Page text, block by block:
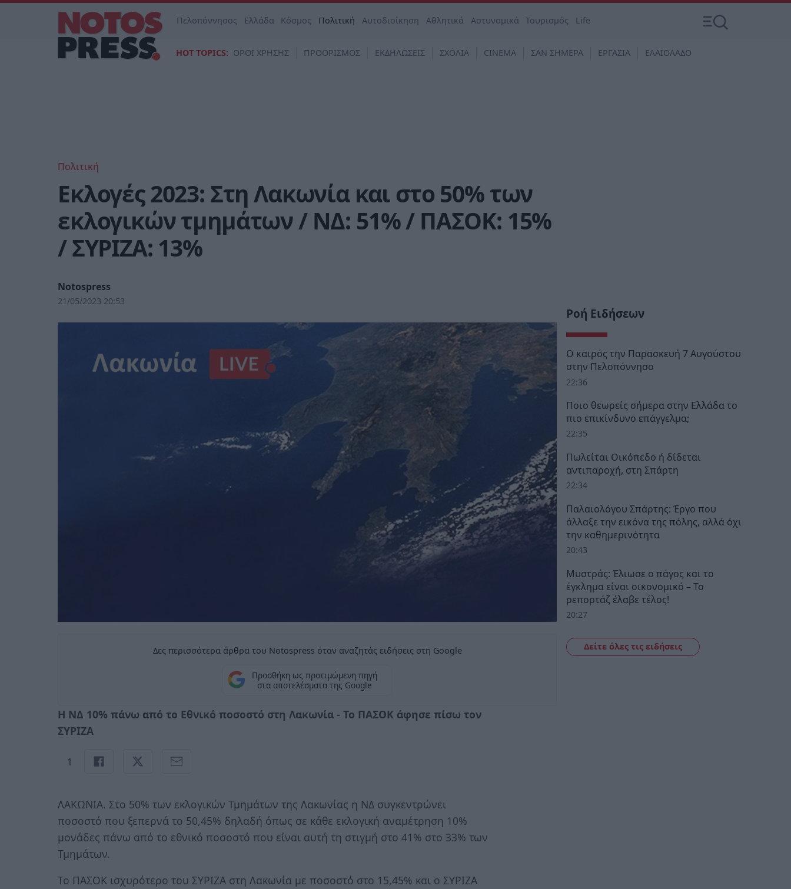
Πελοπόννησος Ελλάδα Κόσμος Πολιτική Αυτοδιοίκηση Αθλητικά Αστυνομικά Τουρισμός Life
HOT TOPICS: ΟΡΟΙ ΧΡΗΣΗΣ ΠΡΟΟΡΙΣΜΟΣ ΕΚΔΗΛΩΣΕΙΣ ΣΧΟΛΙΑ CINEMA ΣΑΝ ΣΗΜΕΡΑ ΕΡΓΑΣΙΑ ΕΛΑΙΟΛΑΔΟ
Πολιτική
Εκλογές 2023: Στη Λακωνία και στο 50% των
εκλογικών τμημάτων / ΝΔ: 51% / ΠΑΣΟΚ: 15%
/ ΣΥΡΙΖΑ: 13%
Notospress
21/05/2023 20:53
Δες περισσότερα άρθρα του Notospress όταν αναζητάς ειδήσεις στη Google
Προσθήκη ως προτιμώμενη πηγή
στα αποτελέσματα της Google
Η ΝΔ 10% πάνω από το Εθνικό ποσοστό στη Λακωνία - Το ΠΑΣΟΚ άφησε πίσω τον
ΣΥΡΙΖΑ
1
ΛΑΚΩΝΙΑ. Στο 50% των εκλογικών Τμημάτων της Λακωνίας η ΝΔ συγκεντρώνει
ποσοστό που ξεπερνά το 50,45% δηλαδή όπως σε κάθε εκλογική αναμέτρηση 10%
μονάδες πάνω από το εθνικό ποσοστό που είναι αυτή τη στιγμή στο 41% στο 33% των
Τμημάτων.
Το ΠΑΣΟΚ ισχυρότερο του ΣΥΡΙΖΑ στη Λακωνία με ποσοστό στο 15,45% και ο ΣΥΡΙΖΑ
Ροή Ειδήσεων
Ο καιρός την Παρασκευή 7 Αυγούστου
στην Πελοπόννησο
22:36
Ποιο θεωρείς σήμερα στην Ελλάδα το
πιο επικίνδυνο επάγγελμα;
22:35
Πωλείται Οικόπεδο ή δίδεται
αντιπαροχή, στη Σπάρτη
22:34
Παλαιολόγου Σπάρτης: Έργο που
άλλαξε την εικόνα της πόλης, αλλά όχι
την καθημερινότητα
20:43
Μυστράς: Έλιωσε ο πάγος και το
έγκλημα είναι οικονομικό – Το
ρεπορτάζ έλαβε τέλος!
20:27
Δείτε όλες τις ειδήσεις